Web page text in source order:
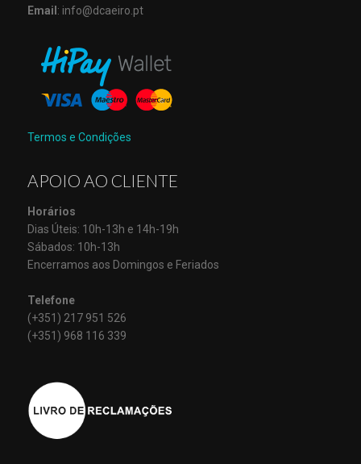
Email: info@dcaeiro.pt
Termos e Condições
APOIO AO CLIENTE
Horários
Dias Úteis: 10h-13h e 14h-19h
Sábados: 10h-13h
Encerramos aos Domingos e Feriados
Telefone
(+351) 217 951 526
(+351) 968 116 339